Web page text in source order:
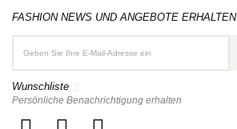
FASHION NEWS UND ANGEBOTE ERHALTEN
Wunschliste
Persönliche Benachrichtigung erhalten